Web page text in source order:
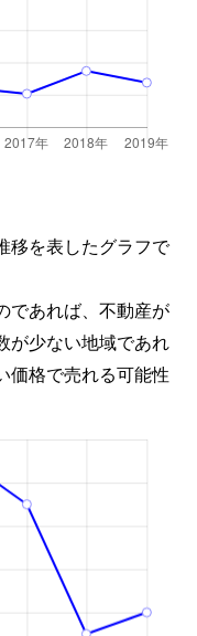
移を表したグラフで
であれば、不動産が
が少ない地域であれ
価格で売れる可能性